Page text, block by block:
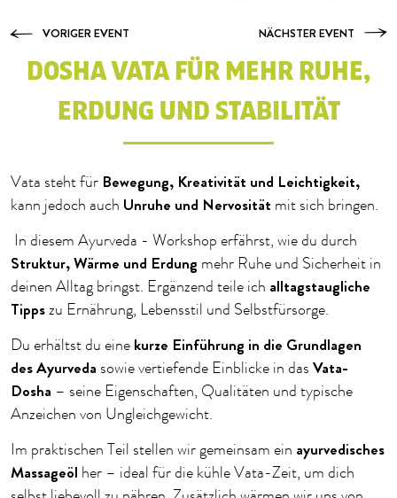
VORIGER EVENT NÄCHSTER EVENT
DOSHA VATA FÜR MEHR RUHE,
ERDUNG UND STABILITÄT
Vata steht für Bewegung, Kreativität und Leichtigkeit,
kann jedoch auch Unruhe und Nervosität mit sich bringen.
In diesem Ayurveda - Workshop erfährst, wie du durch
Struktur, Wärme und Erdung mehr Ruhe und Sicherheit in
deinen Alltag bringst. Ergänzend teile ich alltagstaugliche
Tippszu Ernährung, Lebensstil und Selbstfürsorge.
Du erhältst du eine kurze Einführung in die Grundlagen
des Ayurveda sowie vertiefende Einblicke in das Vata-
Dosha – seine Eigenschaften, Qualitäten und typische
Anzeichen von Ungleichgewicht.
Im praktischen Teil stellen wir gemeinsam ein ayurvedisches
Massageöl her – ideal für die kühle Vata-Zeit, um dich